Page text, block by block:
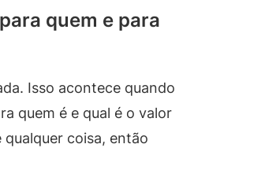
quem e para
Isso acontece quando
quem é e qual é o valor
coisa, então